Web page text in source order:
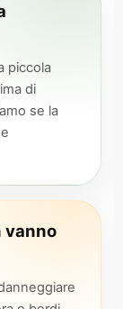
piccola
di
se la
vanno